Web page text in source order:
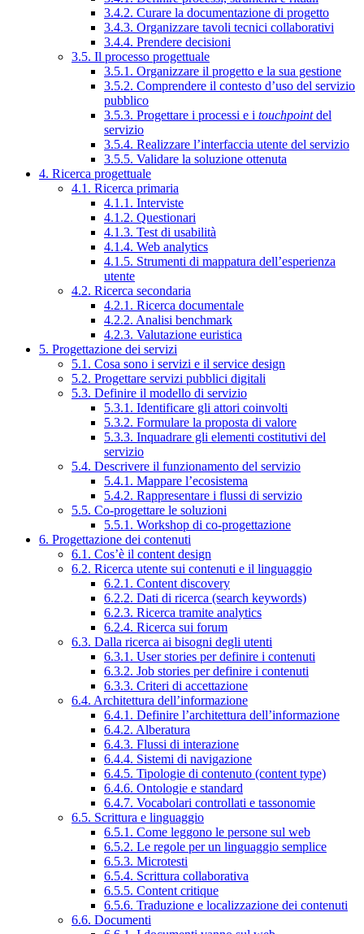
3.4.2. Curare la documentazione di progetto
3.4.3. Organizzare tavoli tecnici collaborativi
3.4.4. Prendere decisioni
3.5. Il processo progettuale
3.5.1. Organizzare il progetto e la sua gestione
3.5.2. Comprendere il contesto d’uso del servizio
pubblico
3.5.3. Progettare i processi e i touchpointdel
servizio
3.5.4. Realizzare l’interfaccia utente del servizio
3.5.5. Validare la soluzione ottenuta
4. Ricerca progettuale
4.1. Ricerca primaria
4.1.1. Interviste
4.1.2. Questionari
4.1.3. Test di usabilità
4.1.4. Web analytics
4.1.5. Strumenti di mappatura dell’esperienza
utente
4.2. Ricerca secondaria
4.2.1. Ricerca documentale
4.2.2. Analisi benchmark
4.2.3. Valutazione euristica
5. Progettazione dei servizi
5.1. Cosa sono i servizi e il service design
5.2. Progettare servizi pubblici digitali
5.3. Definire il modello di servizio
5.3.1. Identificare gli attori coinvolti
5.3.2. Formulare la proposta di valore
5.3.3. Inquadrare gli elementi costitutivi del
servizio
5.4. Descrivere il funzionamento del servizio
5.4.1. Mappare l’ecosistema
5.4.2. Rappresentare i flussi di servizio
5.5. Co-progettare le soluzioni
5.5.1. Workshop di co-progettazione
6. Progettazione dei contenuti
6.1. Cos’è il content design
6.2. Ricerca utente sui contenuti e il linguaggio
6.2.1. Content discovery
6.2.2. Dati di ricerca (search keywords)
6.2.3. Ricerca tramite analytics
6.2.4. Ricerca sui forum
6.3. Dalla ricerca ai bisogni degli utenti
6.3.1. User stories per definire i contenuti
6.3.2. Job stories per definire i contenuti
6.3.3. Criteri di accettazione
6.4. Architettura dell’informazione
6.4.1. Definire l’architettura dell’informazione
6.4.2. Alberatura
6.4.3. Flussi di interazione
6.4.4. Sistemi di navigazione
6.4.5. Tipologie di contenuto (content type)
6.4.6. Ontologie e standard
6.4.7. Vocabolari controllati e tassonomie
6.5. Scrittura e linguaggio
6.5.1. Come leggono le persone sul web
6.5.2. Le regole per un linguaggio semplice
6.5.3. Microtesti
6.5.4. Scrittura collaborativa
6.5.5. Content critique
6.5.6. Traduzione e localizzazione dei contenuti
6.6. Documenti